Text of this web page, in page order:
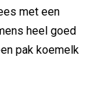
met een
heel goed
pak koemelk